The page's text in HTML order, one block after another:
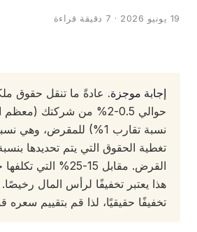
19 يونيو 2026 · 7 دقيقة قراءة
إجابة موجزة. عادةً ما تنقل حقوق
حوالي 0.5-2% من شركتك
نسبة تقارب 1%) للمقرض،
القرض. مقابل 15-25%
هذا يعتبر تخفيفًا لرأس المال رخيصًا.
تخفيفًا حقيقيًا، لذا قم بتقييم سعره